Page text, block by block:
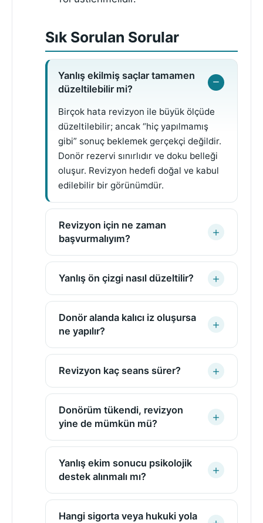
Sık Sorulan Sorular
Yanlış ekilmiş saçlar tamamen
düzeltilebilir mi?
Birçok hata revizyon ile büyük ölçüde
düzeltilebilir; ancak “hiç yapılmamış
gibi” sonuç beklemek gerçekçi değildir.
Donör rezervi sınırlıdır ve doku belleği
oluşur. Revizyon hedefi doğal ve kabul
edilebilir bir görünümdür.
Revizyon için ne zaman
başvurmalıyım?
Yanlış ön çizgi nasıl düzeltilir?
Donör alanda kalıcı iz oluşursa
ne yapılır?
Revizyon kaç seans sürer?
Donörüm tükendi, revizyon
yine de mümkün mü?
Yanlış ekim sonucu psikolojik
destek alınmalı mı?
Hangi sigorta veya hukuki yola